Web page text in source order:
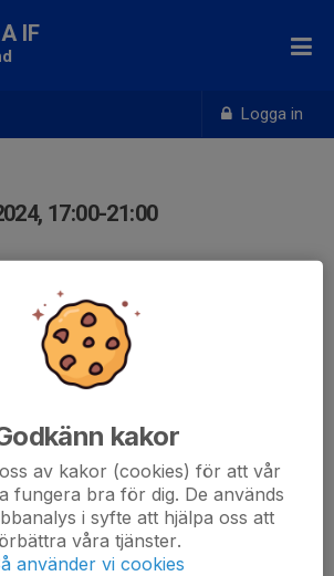
Logga in
IF
17:00-21:00
kakor
av kakor (cookies) för att vår
fungera bra för dig. De används
i syfte att hjälpa oss att
våra tjänster.
använder vi cookies